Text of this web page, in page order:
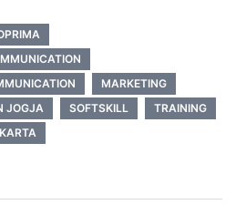
MARKETING
JOGJA SOFTSKILL
TRAINING